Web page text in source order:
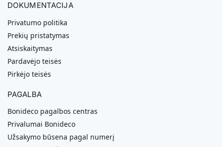
DOKUMENTACIJA
Privatumo politika
Prekių pristatymas
Atsiskaitymas
Pardavėjo teisės
Pirkėjo teisės
PAGALBA
Bonideco pagalbos centras
Privalumai Bonideco
Užsakymo būsena pagal numerį